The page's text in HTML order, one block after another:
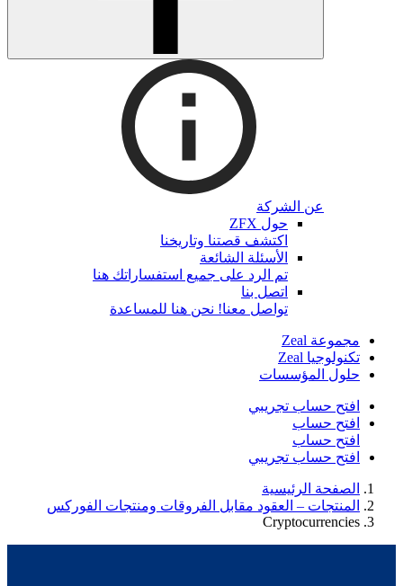
عن الشركة
حول ZFX
اكتشف قصتنا وتاريخنا
الأسئلة الشائعة
تم الرد على جميع استفساراتك هنا
اتصل بنا
تواصل معنا! نحن هنا للمساعدة
مجموعة Zeal
تكنولوجيا Zeal
حلول المؤسسات
افتح حساب تجريبي
افتح حساب
افتح حساب
افتح حساب تجريبي
الصفحة الرئيسية
المنتجات – العقود مقابل الفروقات ومنتجات الفوركس
Cryptocurrencies